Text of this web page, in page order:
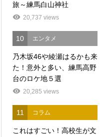
旅～練馬白山神社
20,737 views
10 エンタメ
乃木坂46や綾瀬はるかも来
た！意外と多い、練馬高野
台のロケ地５選
20,285 views
11 コラム
これはすごい！高校生が文